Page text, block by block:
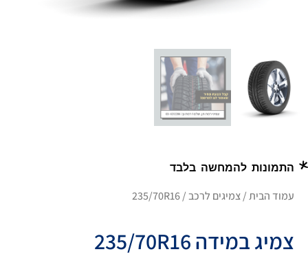
* התמונות להמחשה בלבד
עמוד הבית/צמיגים לרכב/ 235/70R16
צמיג במידה 235/70R16